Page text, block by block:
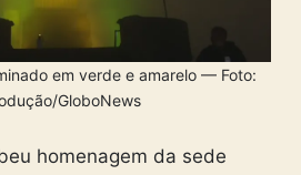
em verde e amarelo — Foto:
GloboNews
homenagem da sede